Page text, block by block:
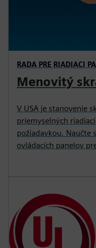
RADA PRE RIADIACI
Menovitý
V USA je stanovenie
priemyselných
požiadavkou. Naučte
ovládacích panelov